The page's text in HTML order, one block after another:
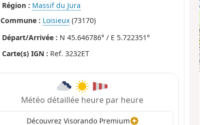
Région : Massif du Jura
Commune : Loisieux (73170)
Départ/Arrivée : N 45.646786° / E 5.722351°
Carte(s) IGN : Ref. 3232ET
Météo détaillée heure par heure
Découvrez Visorando Premium